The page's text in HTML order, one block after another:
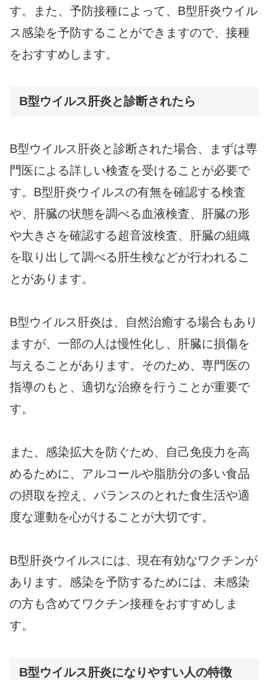
す。また、予防接種によって、B型肝炎ウイル
ス感染を予防することができますので、接種
をおすすめします。
B型ウイルス肝炎と診断されたら
B型ウイルス肝炎と診断された場合、まずは専
門医による詳しい検査を受けることが必要で
す。B型肝炎ウイルスの有無を確認する検査
や、肝臓の状態を調べる血液検査、肝臓の形
や大きさを確認する超音波検査、肝臓の組織
を取り出して調べる肝生検などが行われるこ
とがあります。
B型ウイルス肝炎は、自然治癒する場合もあり
ますが、一部の人は慢性化し、肝臓に損傷を
与えることがあります。そのため、専門医の
指導のもと、適切な治療を行うことが重要で
す。
また、感染拡大を防ぐため、自己免疫力を高
めるために、アルコールや脂肪分の多い食品
の摂取を控え、バランスのとれた食生活や適
度な運動を心がけることが大切です。
B型肝炎ウイルスには、現在有効なワクチンが
あります。感染を予防するためには、未感染
の方も含めてワクチン接種をおすすめしま
す。
B型ウイルス肝炎になりやすい人の特徴